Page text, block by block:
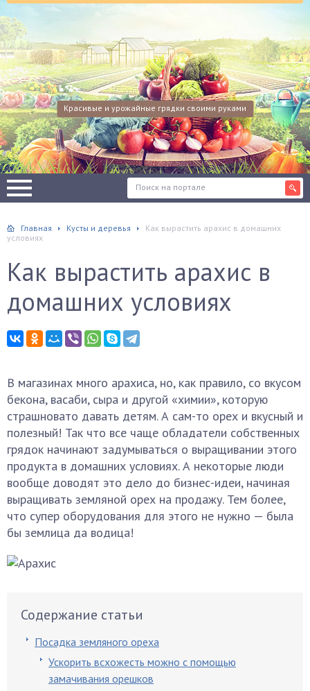
Красивые и урожайные грядки своими руками
Главная Кусты и деревья
Как вырастить арахис в домашних
условиях
Как вырастить арахис в
домашних условиях
В магазинах много арахиса, но, как правило, со вкусом
бекона, васаби, сыра и другой «химии», которую
страшновато давать детям. А сам-то орех и вкусный и
полезный! Так что все чаще обладатели собственных
грядок начинают задумываться о выращивании этого
продукта в домашних условиях. А некоторые люди
вообще доводят это дело до бизнес-идеи, начиная
выращивать земляной орех на продажу. Тем более,
что супер оборудования для этого не нужно — была
бы землица да водица!
Содержание статьи
Посадка земляного ореха
Ускорить всхожесть можно с помощью
замачивания орешков